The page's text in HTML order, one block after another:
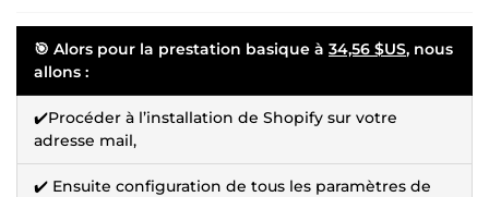
🎯 Alors pour la prestation basique à 34,56 $US, nous
allons :
✔️Procéder à l’installation de Shopify sur votre
adresse mail,
✔️ Ensuite configuration de tous les paramètres de